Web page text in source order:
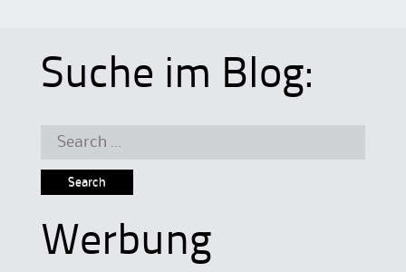
Suche im Blog:
Search
Werbung